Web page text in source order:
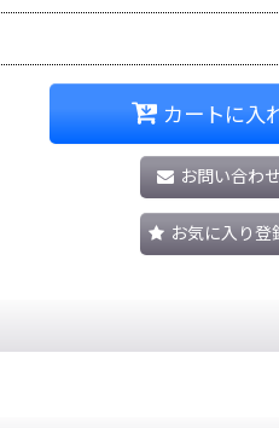
カートに入
お問い合わせ
お気に入り登